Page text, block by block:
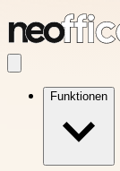
Funktionen